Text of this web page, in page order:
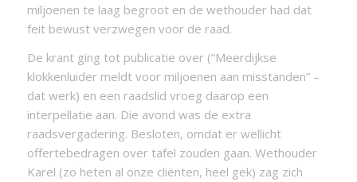
miljoenen te laag begroot en de wethouder had dat
feit bewust verzwegen voor de raad.
De krant ging tot publicatie over (“Meerdijkse
klokkenluider meldt voor miljoenen aan misstanden” –
dat werk) en een raadslid vroeg daarop een
interpellatie aan. Die avond was de extra
raadsvergadering. Besloten, omdat er wellicht
offertebedragen over tafel zouden gaan. Wethouder
Karel (zo heten al onze cliënten, heel gek) zag zich